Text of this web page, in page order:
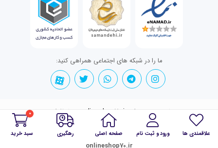
0
سبد خرید رهگیری صفحه اصلی ورود و ثبت نام علاقمندی ها
onlineshop70.ir
ما را در شبکه های اجتماعی همراهی کنید:
تمامی حقوق برای onlineshop70.ir محفوظ است.